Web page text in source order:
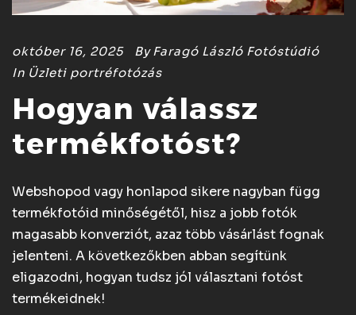
október 16, 2025 By Faragó László Fotóstúdió
In Üzleti portréfotózás
Hogyan válassz
termékfotóst?
Webshopod vagy honlapod sikere nagyban függ
termékfotóid minőségétől, hisz a jobb fotók
magasabb konverziót, azaz több vásárlást fognak
jelenteni. A következőkben abban segítünk
eligazodni, hogyan tudsz jól választani fotóst
termékeidnek!